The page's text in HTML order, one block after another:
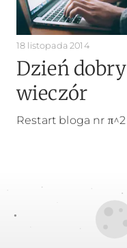
18 listopada 2014
Dzień dobry
wieczór
Restart bloga nr π^2